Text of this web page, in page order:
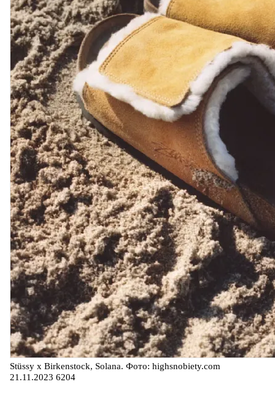
Stüssy x Birkenstock, Solana. Фото: highsnobiety.com
21.11.2023 6204